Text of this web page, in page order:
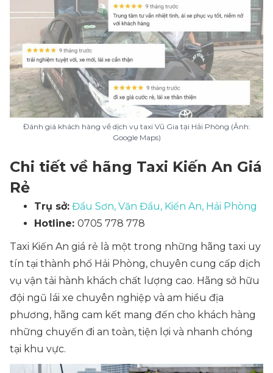
Đánh giá khách hàng về dịch vụ taxi Vũ Gia tại Hải Phòng (Ảnh:
Google Maps)
Chi tiết về hãng Taxi Kiến An Giá
Rẻ
Trụ sở: Đẩu Sơn, Văn Đẩu, Kiến An, Hải Phòng
Hotline: 0705 778 778
Taxi Kiến An giá rẻ là một trong những hãng taxi uy
tín tại thành phố Hải Phòng, chuyên cung cấp dịch
vụ vận tải hành khách chất lượng cao. Hãng sở hữu
đội ngũ lái xe chuyên nghiệp và am hiểu địa
phương, hãng cam kết mang đến cho khách hàng
những chuyến đi an toàn, tiện lợi và nhanh chóng
tại khu vực.